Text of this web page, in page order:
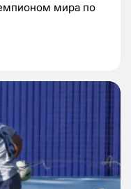
мира по